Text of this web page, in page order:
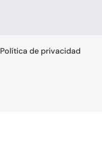
Política de privacidad